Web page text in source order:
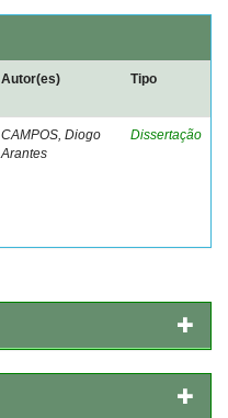
Autor(es) Tipo
CAMPOS, Diogo
Arantes
Dissertação